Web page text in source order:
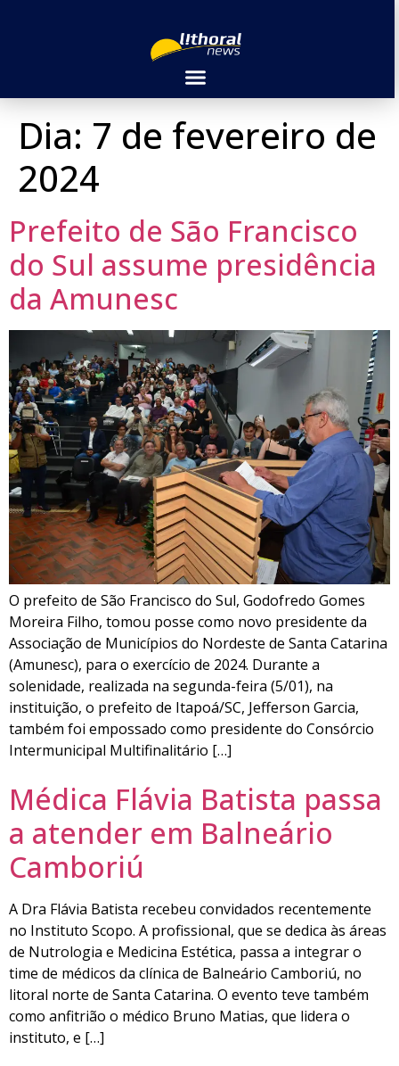
Dia: 7 de fevereiro de
2024
Prefeito de São Francisco
do Sul assume presidência
da Amunesc
O prefeito de São Francisco do Sul, Godofredo Gomes
Moreira Filho, tomou posse como novo presidente da
Associação de Municípios do Nordeste de Santa Catarina
(Amunesc), para o exercício de 2024. Durante a
solenidade, realizada na segunda-feira (5/01), na
instituição, o prefeito de Itapoá/SC, Jefferson Garcia,
também foi empossado como presidente do Consórcio
Intermunicipal Multifinalitário […]
Médica Flávia Batista passa
a atender em Balneário
Camboriú
A Dra Flávia Batista recebeu convidados recentemente
no Instituto Scopo. A profissional, que se dedica às áreas
de Nutrologia e Medicina Estética, passa a integrar o
time de médicos da clínica de Balneário Camboriú, no
litoral norte de Santa Catarina. O evento teve também
como anfitrião o médico Bruno Matias, que lidera o
instituto, e […]